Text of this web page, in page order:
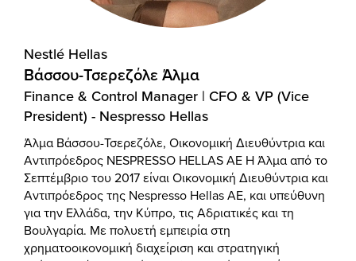
Nestlé Hellas
Βάσσου-Τσερεζόλε Άλμα
Finance & Control Manager | CFO & VP (Vice
President) - Nespresso Hellas
Άλμα Βάσσου-Τσερεζόλε, Οικονομική Διευθύντρια και
Αντιπρόεδρος NESPRESSO HELLAS AE Η Άλμα από το
Σεπτέμβριο του 2017 είναι Οικονομική Διευθύντρια και
Αντιπρόεδρος της Nespresso Hellas AE, και υπεύθυνη
για την Ελλάδα, την Κύπρο, τις Αδριατικές και τη
Βουλγαρία. Με πολυετή εμπειρία στη
χρηματοοικονομική διαχείριση και στρατηγική